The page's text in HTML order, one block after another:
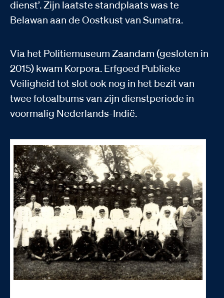
dienst’. Zijn laatste standplaats was te
Belawan aan de Oostkust van Sumatra.
Via het Politiemuseum Zaandam (gesloten in
2015) kwam Korpora. Erfgoed Publieke
Veiligheid tot slot ook nog in het bezit van
twee fotoalbums van zijn dienstperiode in
voormalig Nederlands-Indië.